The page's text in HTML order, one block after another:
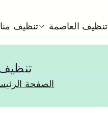
تنظيف العاصمة تنظيف
تنظيف منازل
الصفحة